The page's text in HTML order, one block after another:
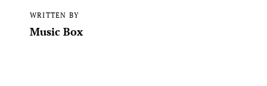
WRITTEN BY
Music Box